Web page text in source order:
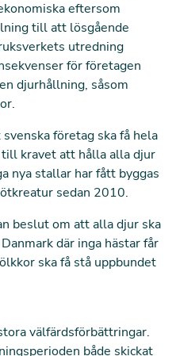
eftersom
till att lösgående
utredning
för företagen
djurhållning, såsom
företag ska få hela
kravet att hålla alla djur
nya stallar har fått byggas
sedan 2010.
beslut om att alla djur ska
där inga hästar får
ska få stå uppbundet
välfärdsförbättringar.
både skickat